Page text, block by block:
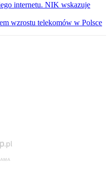
internetu. NIK wskazuje
wzrostu telekomów w Polsce